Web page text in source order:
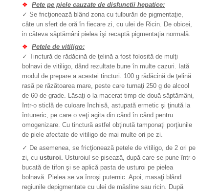
❖ Pete pe piele cauzate de disfunctii hepatice:
✓ Se fricţionează blând zona cu tulburări de pigmentaţie,
câte un sfert de oră în fiecare zi, cu ulei de Ricin. De obicei,
in câteva săptămâni pielea îşi recaptă pigmentaţia normală.
❖ Petele de vitiligo:
✓ Tinctură de rădăcină de ţelină a fost folosită de mulţi
bolnavi de vitiligo, dând rezultate bune în multe cazuri. Iată
modul de prepare a acestei tincturi: 100 g rădăcină de ţelină
rasă pe răzătoarea mare, peste care turnaţi 250 g de alcool
de 60 de grade. Lăsaţi-o la macerat timp de două săptămâni,
într-o sticlă de culoare închisă, astupată ermetic şi ţinută la
întuneric, pe care o veţi agita din când în când pentru
omogenizare. Cu tinctură astfel obţinută tamponaţi porţiunile
de piele afectate de vitiligo de mai multe ori pe zi.
✓ De asemenea, se fricţionează petele de vitiligo, de 2 ori pe
zi, cu usturoi. Usturoiul se pisează, după care se pune într-o
bucată de tifon şi se aplică pasta de usturoi pe pielea
bolnavă. Pielea se va înroşi puternic. Apoi, masaţi blând
regiunile depigmentate cu ulei de măsline sau ricin. După